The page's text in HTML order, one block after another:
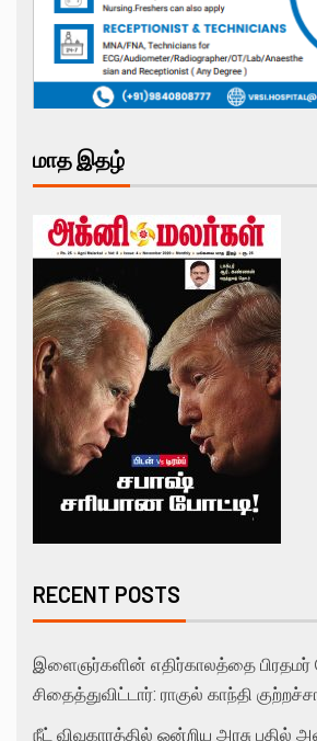
மாத இதழ்
RECENT POSTS
இளைஞர்களின் எதிர்காலத்தை பிரதமர்
சிதைத்துவிட்டார்: ராகுல் காந்தி
நீட் விவகாரத்தில் ஒன்றிய அரசு பதில்